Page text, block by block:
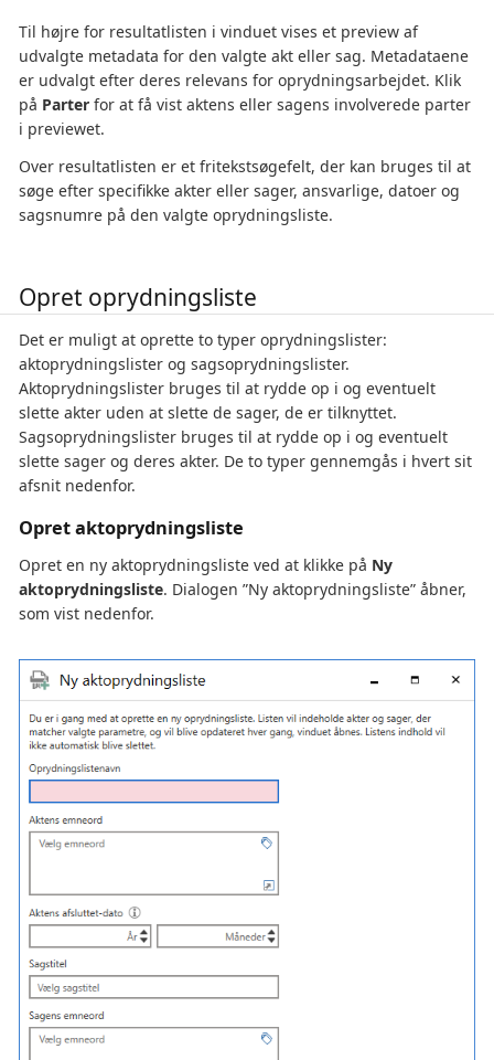
Til højre for resultatlisten i vinduet vises et preview af
udvalgte metadata for den valgte akt eller sag. Metadataene
er udvalgt efter deres relevans for oprydningsarbejdet. Klik
på Parter for at få vist aktens eller sagens involverede parter
i previewet.
Over resultatlisten er et fritekstsøgefelt, der kan bruges til at
søge efter specifikke akter eller sager, ansvarlige, datoer og
sagsnumre på den valgte oprydningsliste.
Opret oprydningsliste
Det er muligt at oprette to typer oprydningslister:
aktoprydningslister og sagsoprydningslister.
Aktoprydningslister bruges til at rydde op i og eventuelt
slette akter uden at slette de sager, de er tilknyttet.
Sagsoprydningslister bruges til at rydde op i og eventuelt
slette sager og deres akter. De to typer gennemgås i hvert sit
afsnit nedenfor.
Opret aktoprydningsliste
Opret en ny aktoprydningsliste ved at klikke på Ny
aktoprydningsliste. Dialogen ”Ny aktoprydningsliste” åbner,
som vist nedenfor.